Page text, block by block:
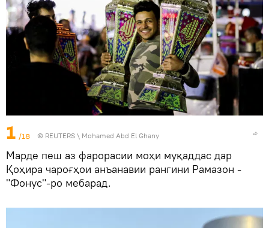
1 /18 © REUTERS \ Mohamed Abd El Ghany
Марде пеш аз фарорасии моҳи муқаддас дар
Қоҳира чароғҳои анъанавии рангини Рамазон -
"Фонус"-ро мебарад.